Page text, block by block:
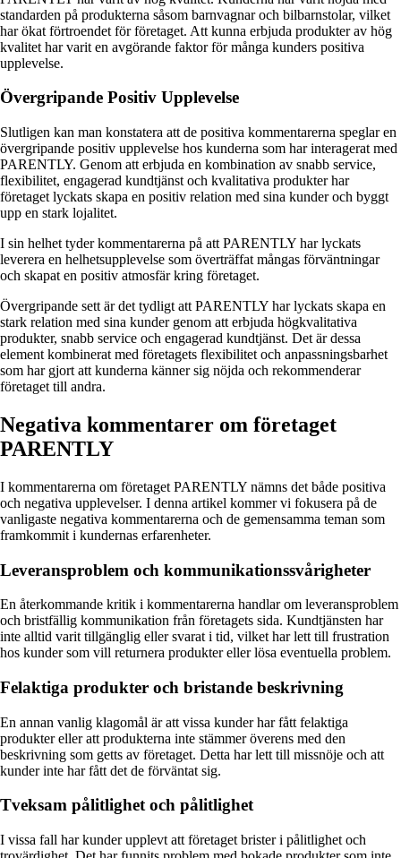
standarden på produkterna såsom barnvagnar och bilbarnstolar, vilket
har ökat förtroendet för företaget. Att kunna erbjuda produkter av hög
kvalitet har varit en avgörande faktor för många kunders positiva
upplevelse.
Övergripande Positiv Upplevelse
Slutligen kan man konstatera att de positiva kommentarerna speglar en
övergripande positiv upplevelse hos kunderna som har interagerat med
PARENTLY. Genom att erbjuda en kombination av snabb service,
flexibilitet, engagerad kundtjänst och kvalitativa produkter har
företaget lyckats skapa en positiv relation med sina kunder och byggt
upp en stark lojalitet.
I sin helhet tyder kommentarerna på att PARENTLY har lyckats
leverera en helhetsupplevelse som överträffat mångas förväntningar
och skapat en positiv atmosfär kring företaget.
Övergripande sett är det tydligt att PARENTLY har lyckats skapa en
stark relation med sina kunder genom att erbjuda högkvalitativa
produkter, snabb service och engagerad kundtjänst. Det är dessa
element kombinerat med företagets flexibilitet och anpassningsbarhet
som har gjort att kunderna känner sig nöjda och rekommenderar
företaget till andra.
Negativa kommentarer om företaget
PARENTLY
I kommentarerna om företaget PARENTLY nämns det både positiva
och negativa upplevelser. I denna artikel kommer vi fokusera på de
vanligaste negativa kommentarerna och de gemensamma teman som
framkommit i kundernas erfarenheter.
Leveransproblem och kommunikationssvårigheter
En återkommande kritik i kommentarerna handlar om leveransproblem
och bristfällig kommunikation från företagets sida. Kundtjänsten har
inte alltid varit tillgänglig eller svarat i tid, vilket har lett till frustration
hos kunder som vill returnera produkter eller lösa eventuella problem.
Felaktiga produkter och bristande beskrivning
En annan vanlig klagomål är att vissa kunder har fått felaktiga
produkter eller att produkterna inte stämmer överens med den
beskrivning som getts av företaget. Detta har lett till missnöje och att
kunder inte har fått det de förväntat sig.
Tveksam pålitlighet och pålitlighet
I vissa fall har kunder upplevt att företaget brister i pålitlighet och